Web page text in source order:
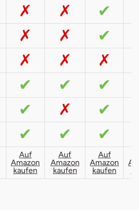
✗ ✗ ✔
✗ ✗ ✔
✗ ✗ ✗
✔ ✔ ✔
✔ ✗ ✔
✔ ✔ ✔
Auf
Amazon
kaufen
Auf
Amazon
kaufen
Auf
Amazon
kaufen